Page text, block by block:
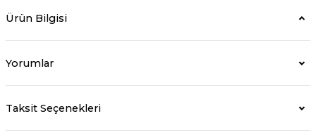
Ürün Bilgisi
Yorumlar
Taksit Seçenekleri